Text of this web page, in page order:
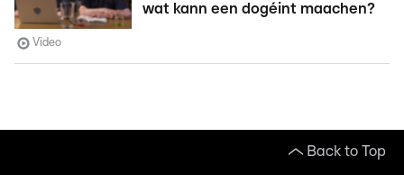
wat kann een dogéint maachen?
Video
Back to Top